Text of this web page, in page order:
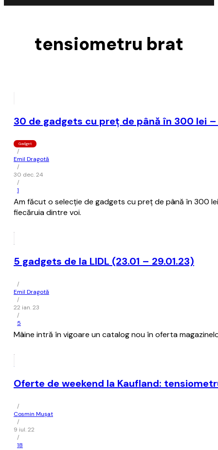
tensiometru brat
30 de gadgets cu preț de până în 300 lei
Gadget
/
Emil Dragotă
/
30 dec. 24
/
1
Am făcut o selecție de gadgets cu preț de până în 300
fiecăruia dintre voi.
5 gadgets de la LIDL (23.01 – 29.01.23)
/
Emil Dragotă
/
22 ian. 23
/
5
Mâine intră în vigoare un catalog nou în oferta
Oferte de weekend la Kaufland:
/
Cosmin Mușat
/
9 iul. 22
/
18